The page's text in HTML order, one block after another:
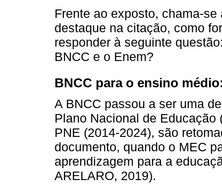
Frente ao exposto, chama-
destaque na citação, como
responder à seguinte
BNCC e o Enem?
BNCC para o ensino
A BNCC passou a ser uma
Plano Nacional de Educação
PNE (2014-2024), são
documento, quando o MEC
aprendizagem para a
ARELARO, 2019).